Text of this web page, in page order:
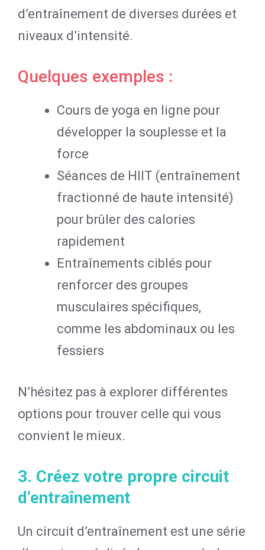
d’entraînement de diverses durées et
niveaux d’intensité.
Quelques exemples :
Cours de yoga en ligne pour
développer la souplesse et la
force
Séances de HIIT (entraînement
fractionné de haute intensité)
pour brûler des calories
rapidement
Entraînements ciblés pour
renforcer des groupes
musculaires spécifiques,
comme les abdominaux ou les
fessiers
N’hésitez pas à explorer différentes
options pour trouver celle qui vous
convient le mieux.
3. Créez votre propre circuit
d’entraînement
Un circuit d’entraînement est une série